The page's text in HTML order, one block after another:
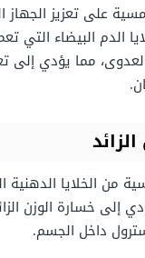
على تعزيز الجهاز
الدم البيضاء التي
مما يؤدي إلى
من الخلايا
إلى خسارة الوزن
داخل الجسم.